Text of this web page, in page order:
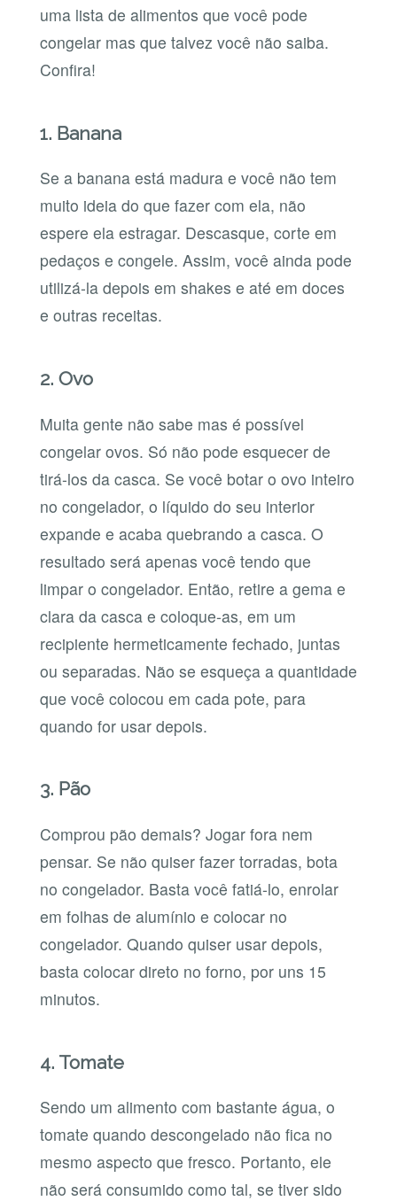
uma lista de alimentos que você pode
congelar mas que talvez você não saiba.
Confira!
1. Banana
Se a banana está madura e você não tem
muito ideia do que fazer com ela, não
espere ela estragar. Descasque, corte em
pedaços e congele. Assim, você ainda pode
utilizá-la depois em shakes e até em doces
e outras receitas.
2. Ovo
Muita gente não sabe mas é possível
congelar ovos. Só não pode esquecer de
tirá-los da casca. Se você botar o ovo inteiro
no congelador, o líquido do seu interior
expande e acaba quebrando a casca. O
resultado será apenas você tendo que
limpar o congelador. Então, retire a gema e
clara da casca e coloque-as, em um
recipiente hermeticamente fechado, juntas
ou separadas. Não se esqueça a quantidade
que você colocou em cada pote, para
quando for usar depois.
3. Pão
Comprou pão demais? Jogar fora nem
pensar. Se não quiser fazer torradas, bota
no congelador. Basta você fatiá-lo, enrolar
em folhas de alumínio e colocar no
congelador. Quando quiser usar depois,
basta colocar direto no forno, por uns 15
minutos.
4. Tomate
Sendo um alimento com bastante água, o
tomate quando descongelado não fica no
mesmo aspecto que fresco. Portanto, ele
não será consumido como tal, se tiver sido